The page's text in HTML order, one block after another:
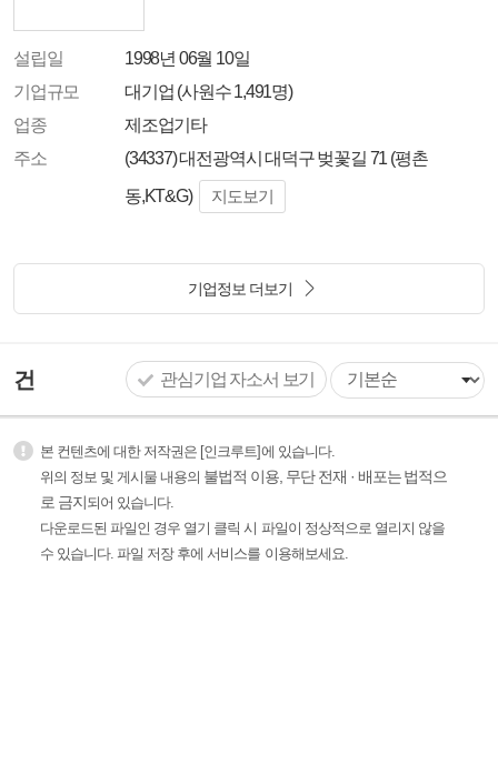
설립일
1998년 06월 10일
기업규모
대기업 (사원수 1,491명)
업종
제조업기타
주소
(34337) 대전광역시 대덕구 벚꽃길 71 (평촌
동,KT&G)
지도보기
기업정보 더보기
건 관심기업 자소서 보기
본 컨텐츠에 대한 저작권은 [인크루트]에 있습니다.
위의 정보 및 게시물 내용의 불법적 이용, 무단 전재 · 배포는 법적으
로 금지되어 있습니다.
다운로드된 파일인 경우 열기 클릭 시 파일이 정상적으로 열리지 않을
수 있습니다. 파일 저장 후에 서비스를 이용해보세요.